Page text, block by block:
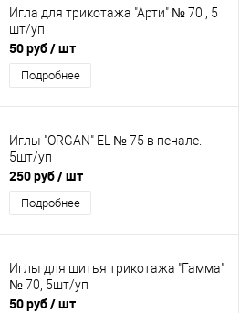
Игла для трикотажа "Арти" № 70 , 5
шт/уп
50 руб/ шт
Подробнее
Иглы "ORGAN" EL № 75 в пенале.
5шт/уп
250 руб/ шт
Подробнее
Иглы для шитья трикотажа "Гамма"
№ 70, 5шт/уп
50 руб/ шт